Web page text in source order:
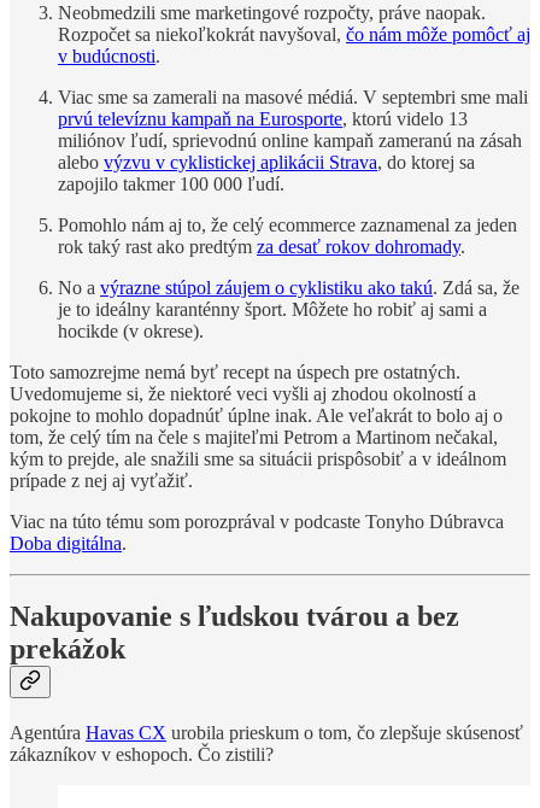
Neobmedzili sme marketingové rozpočty, práve naopak.
Rozpočet sa niekoľkokrát navyšoval, čo nám môže pomôcť aj
v budúcnosti.
Viac sme sa zamerali na masové médiá. V septembri sme mali
prvú televíznu kampaň na Eurosporte, ktorú videlo 13
miliónov ľudí, sprievodnú online kampaň zameranú na zásah
alebo výzvu v cyklistickej aplikácii Strava, do ktorej sa
zapojilo takmer 100 000 ľudí.
Pomohlo nám aj to, že celý ecommerce zaznamenal za jeden
rok taký rast ako predtým za desať rokov dohromady.
No a výrazne stúpol záujem o cyklistiku ako takú. Zdá sa, že
je to ideálny karanténny šport. Môžete ho robiť aj sami a
hocikde (v okrese).
Toto samozrejme nemá byť recept na úspech pre ostatných.
Uvedomujeme si, že niektoré veci vyšli aj zhodou okolností a
pokojne to mohlo dopadnúť úplne inak. Ale veľakrát to bolo aj o
tom, že celý tím na čele s majiteľmi Petrom a Martinom nečakal,
kým to prejde, ale snažili sme sa situácii prispôsobiť a v ideálnom
prípade z nej aj vyťažiť.
Viac na túto tému som porozprával v podcaste Tonyho Dúbravca
Doba digitálna.
Nakupovanie s ľudskou tvárou a bez
prekážok
Agentúra Havas CX urobila prieskum o tom, čo zlepšuje skúsenosť
zákazníkov v eshopoch. Čo zistili?